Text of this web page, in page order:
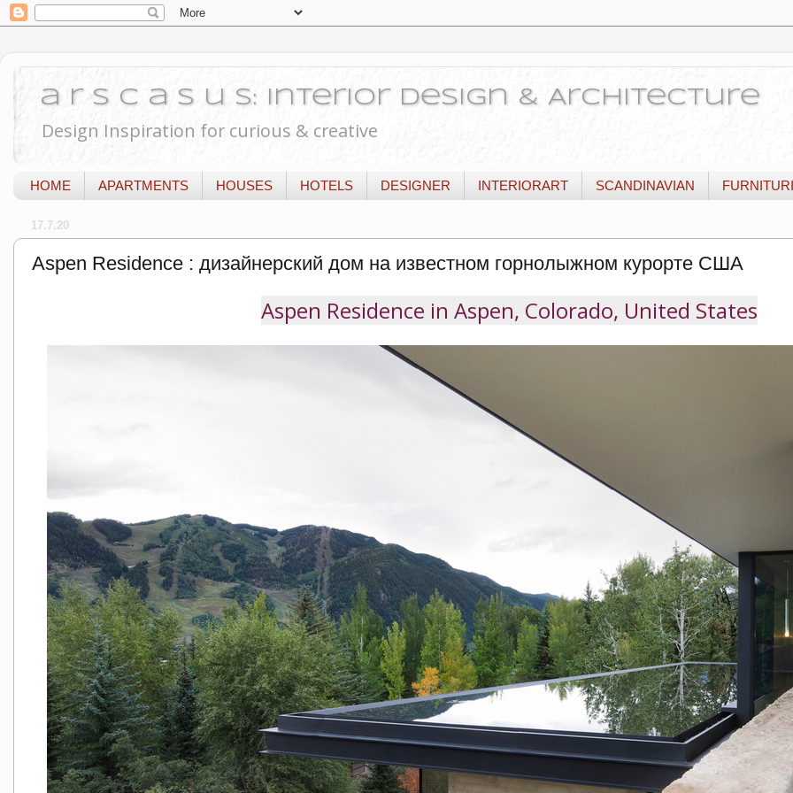
a r s c a s u s: Interior Design & Architecture
Design Inspiration for curious & creative
HOME APARTMENTS HOUSES HOTELS DESIGNER INTERIORART SCANDINAVIAN
17.7.20
Aspen Residence : дизайнерский дом на известном горнолыжном курорте США
Aspen Residence in Aspen, Colorado, United States